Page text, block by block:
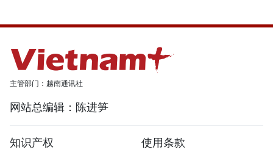
主管部门：越南通讯社
网站总编辑：陈进笋
知识产权
使用条款